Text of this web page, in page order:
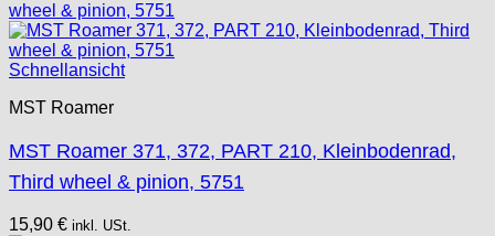
Schnellansicht
MST Roamer
MST Roamer 371, 372, PART 210, Kleinbodenrad,
Third wheel & pinion, 5751
15,90 € inkl. USt.